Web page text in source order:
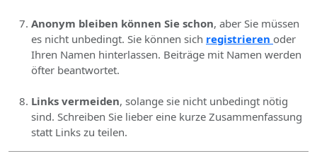
Anonym bleiben können Sie schon, aber Sie müssen
es nicht unbedingt. Sie können sich registrieren oder
Ihren Namen hinterlassen. Beiträge mit Namen werden
öfter beantwortet.
Links vermeiden, solange sie nicht unbedingt nötig
sind. Schreiben Sie lieber eine kurze Zusammenfassung
statt Links zu teilen.